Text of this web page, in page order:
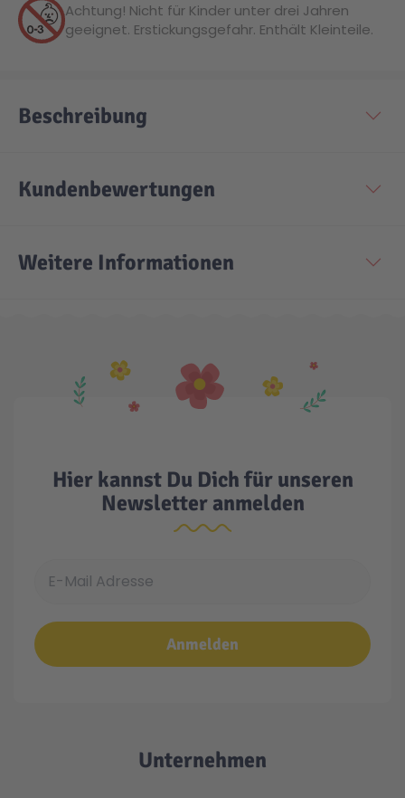
Achtung! Nicht für Kinder unter drei Jahren
geeignet. Erstickungsgefahr. Enthält Kleinteile.
Beschreibung
Kundenbewertungen
Weitere Informationen
Hier kannst Du Dich für unseren
Newsletter anmelden
Anmelden
Unternehmen